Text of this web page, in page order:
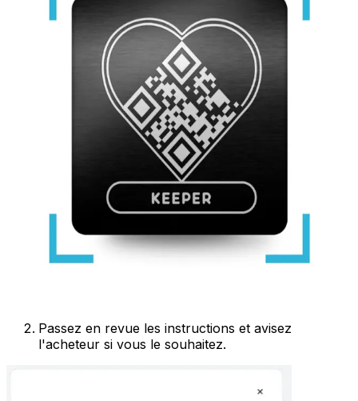
Passez en revue les instructions et avisez
l'acheteur si vous le souhaitez.